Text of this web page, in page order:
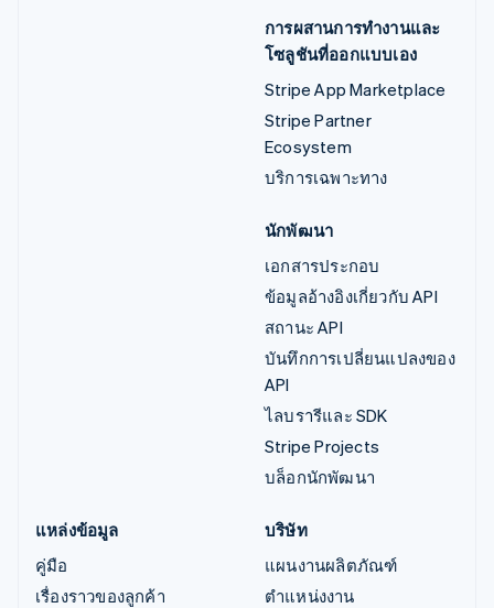
การผสานการทำงานและ
โซลูชันที่ออกแบบเอง
Stripe App Marketplace
Stripe Partner
Ecosystem
บริการเฉพาะทาง
นักพัฒนา
เอกสารประกอบ
ข้อมูลอ้างอิงเกี่ยวกับ API
สถานะ API
บันทึกการเปลี่ยนแปลงของ
API
ไลบรารีและ SDK
Stripe Projects
บล็อกนักพัฒนา
แหล่งข้อมูล
คู่มือ
เรื่องราวของลูกค้า
บริษัท
แผนงานผลิตภัณฑ์
ตำแหน่งงาน